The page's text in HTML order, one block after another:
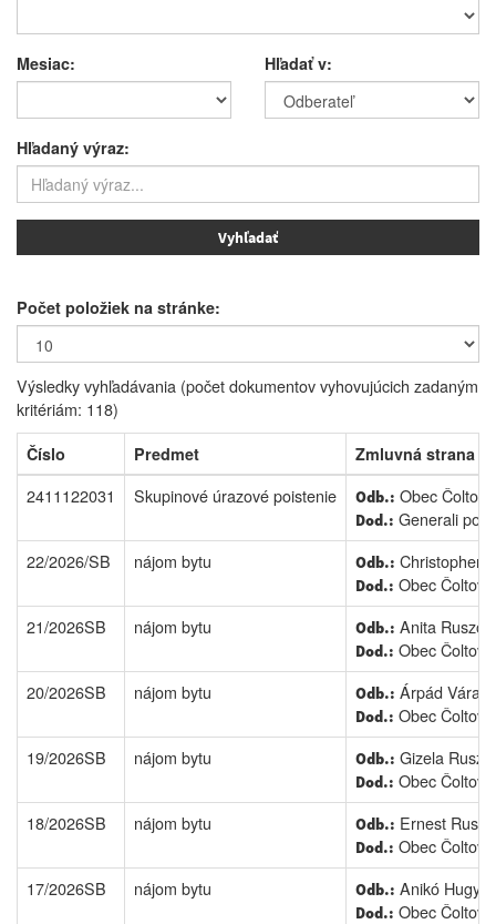
Mesiac: Hľadať v:
Hľadaný výraz:
Počet položiek na stránke:
Výsledky vyhľadávania (počet dokumentov vyhovujúcich zadaným
kritériám: 118)
Číslo Predmet Zmluvná strana
2411122031 Skupinové úrazové poistenie Odb.: Obec Čoltovo
Dod.: Generali
22/2026/SB
nájom bytu Odb.: Christopher
Dod.: Obec Čoltovo
21/2026SB
nájom bytu Odb.: Anita
Dod.: Obec Čoltovo
20/2026SB
nájom bytu Odb.: Árpád Várady
Dod.: Obec Čoltovo
19/2026SB
nájom bytu Odb.: Gizela
Dod.: Obec Čoltovo
18/2026SB
nájom bytu Odb.: Ernest Ruszó
Dod.: Obec Čoltovo
17/2026SB
nájom bytu Odb.: Anikó
Dod.: Obec Čoltovo